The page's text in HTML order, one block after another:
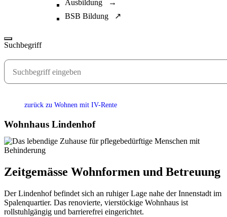
Ausbildung →
BSB Bildung ↗
Suchbegriff
zurück zu Wohnen mit IV-Rente
Wohnhaus Lindenhof
Zeitgemässe Wohnformen und Betreuung
Der Lindenhof befindet sich an ruhiger Lage nahe der Innenstadt im
Spalenquartier. Das renovierte, vierstöckige Wohnhaus ist
rollstuhlgängig und barrierefrei eingerichtet.